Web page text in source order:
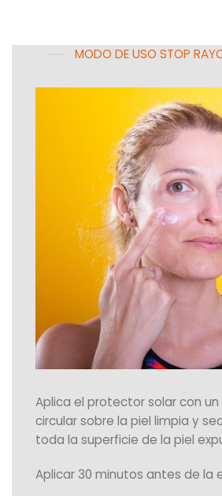
MODO DE USO STOP
Aplica el protector solar con
circular sobre la piel limpia y
toda la superficie de la piel
Aplicar 30 minutos antes de la